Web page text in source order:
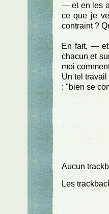
— et en les
ce que je
contraint ?
En fait, — et
chacun et
moi
Un tel
: "bien se
Aucun
Les